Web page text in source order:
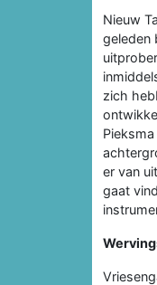
Nieuw
geleden
zich
er van
gaat